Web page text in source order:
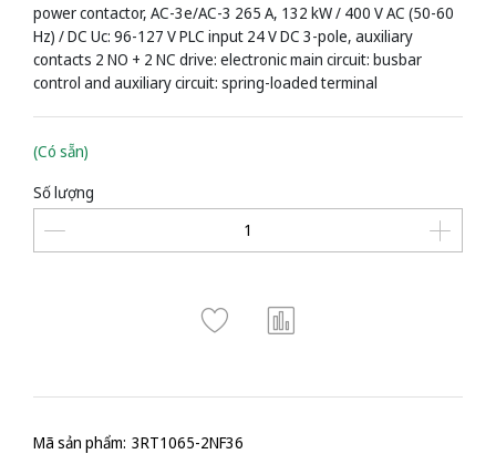
power contactor, AC-3e/AC-3 265 A, 132 kW / 400 V AC (50-60
Hz) / DC Uc: 96-127 V PLC input 24 V DC 3-pole, auxiliary
contacts 2 NO + 2 NC drive: electronic main circuit: busbar
control and auxiliary circuit: spring-loaded terminal
(Có sẵn)
Số lượng
Mã sản phẩm: 3RT1065-2NF36